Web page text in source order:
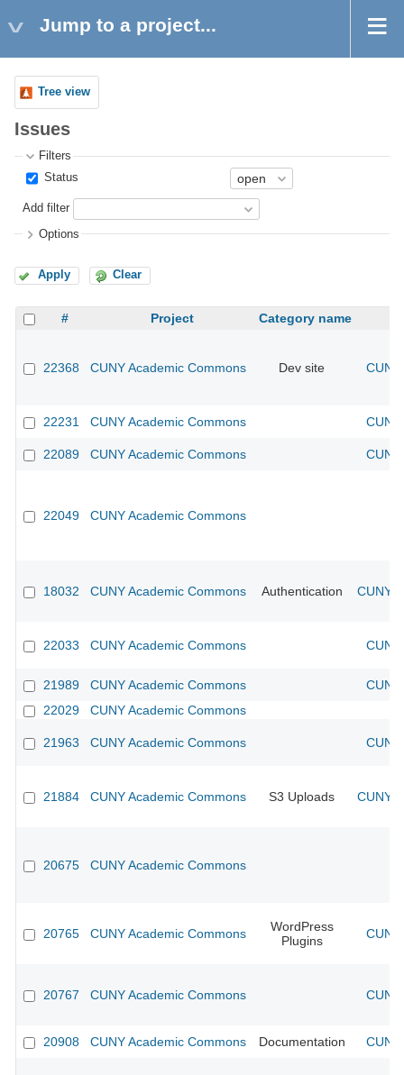
Jump to a project...
Tree view
Issues
Filters
Status
Add filter
Options
Apply Clear
# Project Category name
22368 CUNY Academic Commons Dev site
22231 CUNY Academic Commons
22089 CUNY Academic Commons
22049 CUNY Academic Commons
18032 CUNY Academic Commons Authentication CUNY
22033 CUNY Academic Commons
21989 CUNY Academic Commons
22029
CUNY Academic Commons
21963 CUNY Academic Commons
21884 CUNY Academic Commons S3 Uploads CUNY
20675 CUNY Academic Commons
20765 CUNY Academic Commons
WordPress
Plugins
20767 CUNY Academic Commons
20908 CUNY Academic Commons Documentation